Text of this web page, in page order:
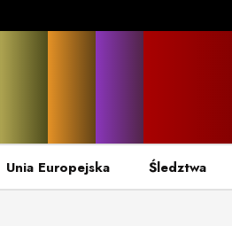
Unia Europejska Śledztwa